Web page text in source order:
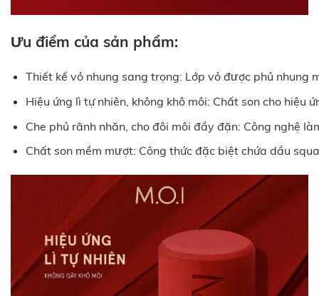
Ưu điểm của sản phẩm:
Thiết kế vỏ nhung sang trọng: Lớp vỏ được phủ
Hiệu ứng lì tự nhiên, không khô môi: Chất son cho hiệu
Che phủ rãnh nhăn, cho đôi môi đầy đặn: Công nghệ
Chất son mềm mượt: Công thức đặc biệt chứa dầu